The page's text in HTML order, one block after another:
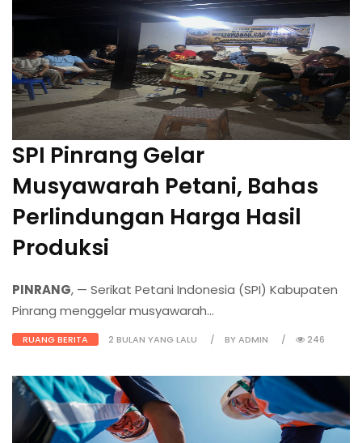
SPI Pinrang Gelar
Musyawarah Petani, Bahas
Perlindungan Harga Hasil
Produksi
PINRANG, — Serikat Petani Indonesia (SPI) Kabupaten
Pinrang menggelar musyawarah...
RUANG BERITA 2 BULAN YANG LALU BY ADMIN 246